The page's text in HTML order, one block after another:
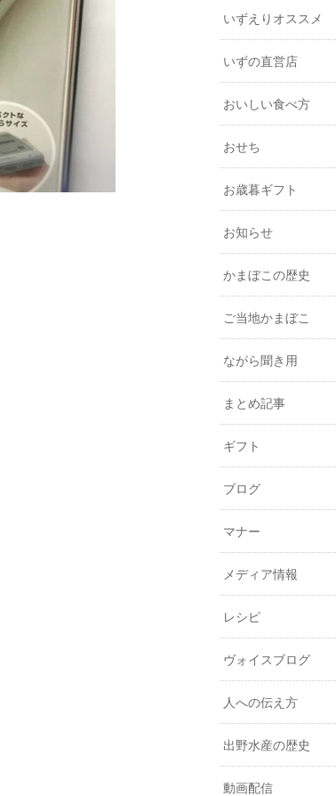
いずえりオススメ
いずの直営店
おいしい食べ方
おせち
お歳暮ギフト
お知らせ
かまぼこの歴史
ご当地かまぼこ
ながら聞き用
まとめ記事
ギフト
ブログ
マナー
メディア情報
レシピ
ヴォイスブログ
人への伝え方
出野水産の歴史
動画配信